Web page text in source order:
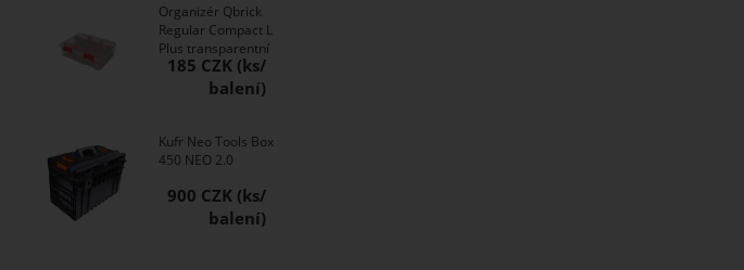
Organizér Qbrick
Regular Compact L
Plus transparentní
185 CZK
Kufr Neo Tools Box
450 NEO 2.0
900 CZK